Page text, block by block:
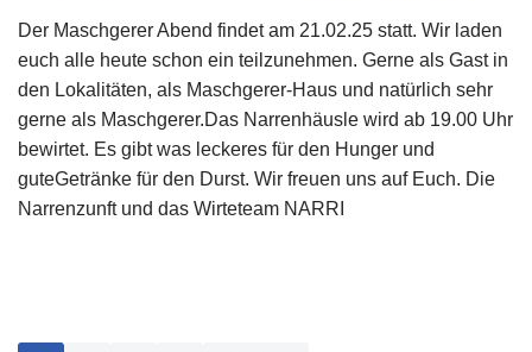
Der Maschgerer Abend findet am 21.02.25 statt. Wir laden
euch alle heute schon ein teilzunehmen. Gerne als Gast in
den Lokalitäten, als Maschgerer-Haus und natürlich sehr
gerne als Maschgerer.Das Narrenhäusle wird ab 19.00 Uhr
bewirtet. Es gibt was leckeres für den Hunger und
guteGetränke für den Durst. Wir freuen uns auf Euch. Die
Narrenzunft und das Wirteteam NARRI